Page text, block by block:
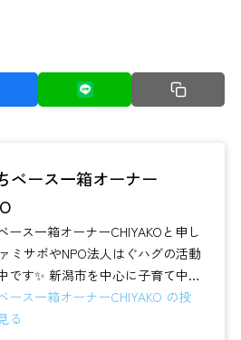
ベース一箱オーナー
ース一箱オーナーCHIYAKOと申し
ミサポやNPO法人はぐハグの活動
中心に子育て中の
用いただけ...
ース一箱オーナーCHIYAKO の投
る